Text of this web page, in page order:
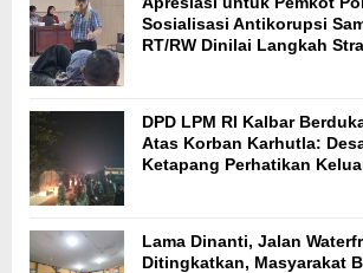
Sosialisasi Antikorupsi
RT/RW Dinilai Langkah
DPD LPM RI Kalbar
Atas Korban Karhutla:
Ketapang Perhatikan
Lama Dinanti, Jalan
Ditingkatkan, Masyarakat